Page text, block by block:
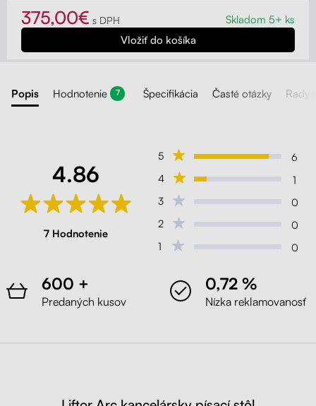
375,00€ s DPH Skladom 5+ ks
Popis Hodnotenie 7 Špecifikácia Časté otázky Rady
4.86
7 Hodnotenie
5
6
4
1
3
0
2
0
1
0
600 +
Predaných kusov
0,72 %
Nízka reklamovanosť